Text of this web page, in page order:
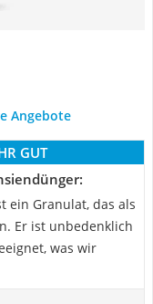
Angebote
GUT
ein Granulat, das als
Er ist unbedenklich
was wir